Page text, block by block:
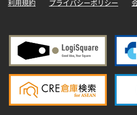
利用規約 プライバシーポリシー